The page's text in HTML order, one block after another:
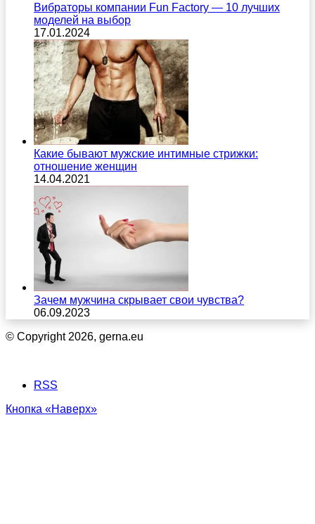
Вибраторы компании Fun Factory — 10 лучших
моделей на выбор
17.01.2024
Какие бывают мужские интимные стрижки:
отношение женщин
14.04.2021
Зачем мужчина скрывает свои чувства?
06.09.2023
© Copyright 2026, gerna.eu
RSS
Кнопка «Наверх»